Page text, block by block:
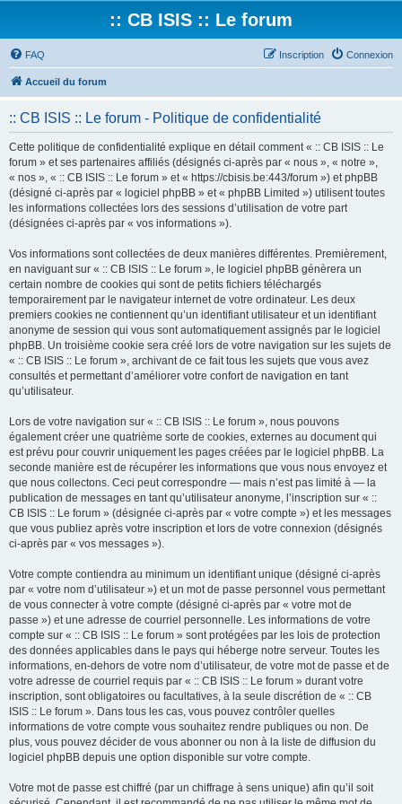
:: CB ISIS :: Le forum
FAQ Connexion
Inscription
Accueil du forum
:: CB ISIS :: Le forum - Politique de confidentialité
Cette politique de confidentialité explique en détail comment « :: CB ISIS :: Le
forum » et ses partenaires affiliés (désignés ci-après par « nous », « notre »,
« nos », « :: CB ISIS :: Le forum » et « https://cbisis.be:443/forum ») et phpBB
(désigné ci-après par « logiciel phpBB » et « phpBB Limited ») utilisent toutes
les informations collectées lors des sessions d’utilisation de votre part
(désignées ci-après par « vos informations »).
Vos informations sont collectées de deux manières différentes. Premièrement,
en naviguant sur « :: CB ISIS :: Le forum », le logiciel phpBB génèrera un
certain nombre de cookies qui sont de petits fichiers téléchargés
temporairement par le navigateur internet de votre ordinateur. Les deux
premiers cookies ne contiennent qu’un identifiant utilisateur et un identifiant
anonyme de session qui vous sont automatiquement assignés par le logiciel
phpBB. Un troisième cookie sera créé lors de votre navigation sur les sujets de
« :: CB ISIS :: Le forum », archivant de ce fait tous les sujets que vous avez
consultés et permettant d’améliorer votre confort de navigation en tant
qu’utilisateur.
Lors de votre navigation sur « :: CB ISIS :: Le forum », nous pouvons
également créer une quatrième sorte de cookies, externes au document qui
est prévu pour couvrir uniquement les pages créées par le logiciel phpBB. La
seconde manière est de récupérer les informations que vous nous envoyez et
que nous collectons. Ceci peut correspondre — mais n’est pas limité à — la
publication de messages en tant qu’utilisateur anonyme, l’inscription sur « ::
CB ISIS :: Le forum » (désignée ci-après par « votre compte ») et les messages
que vous publiez après votre inscription et lors de votre connexion (désignés
ci-après par « vos messages »).
Votre compte contiendra au minimum un identifiant unique (désigné ci-après
par « votre nom d’utilisateur ») et un mot de passe personnel vous permettant
de vous connecter à votre compte (désigné ci-après par « votre mot de
passe ») et une adresse de courriel personnelle. Les informations de votre
compte sur « :: CB ISIS :: Le forum » sont protégées par les lois de protection
des données applicables dans le pays qui héberge notre serveur. Toutes les
informations, en-dehors de votre nom d’utilisateur, de votre mot de passe et de
votre adresse de courriel requis par « :: CB ISIS :: Le forum » durant votre
inscription, sont obligatoires ou facultatives, à la seule discrétion de « :: CB
ISIS :: Le forum ». Dans tous les cas, vous pouvez contrôler quelles
informations de votre compte vous souhaitez rendre publiques ou non. De
plus, vous pouvez décider de vous abonner ou non à la liste de diffusion du
logiciel phpBB depuis une option disponible sur votre compte.
Votre mot de passe est chiffré (par un chiffrage à sens unique) afin qu’il soit